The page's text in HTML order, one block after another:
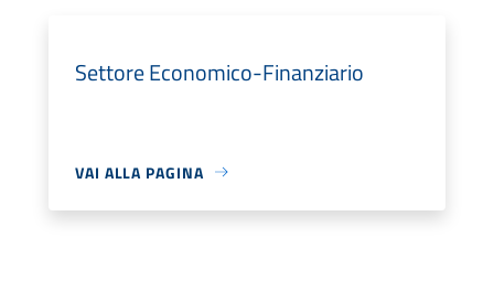
Settore Economico-Finanziario
VAI ALLA PAGINA